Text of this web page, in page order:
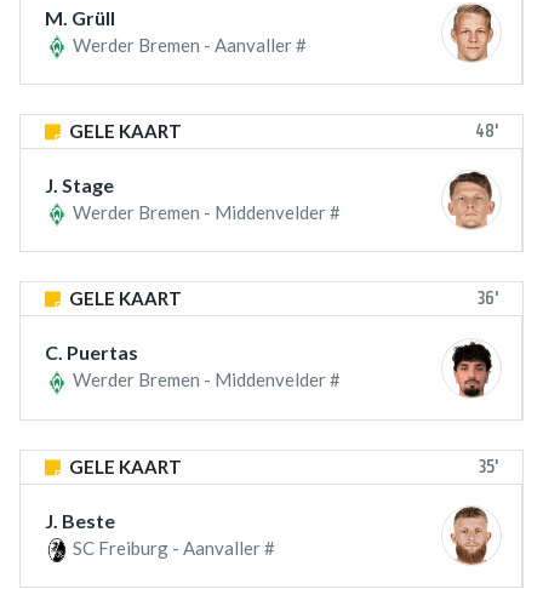
M. Grüll
Werder Bremen - Aanvaller #
GELE KAART 48'
J. Stage
Werder Bremen - Middenvelder #
GELE KAART 36'
C. Puertas
Werder Bremen - Middenvelder #
GELE KAART 35'
J. Beste
SC Freiburg - Aanvaller #